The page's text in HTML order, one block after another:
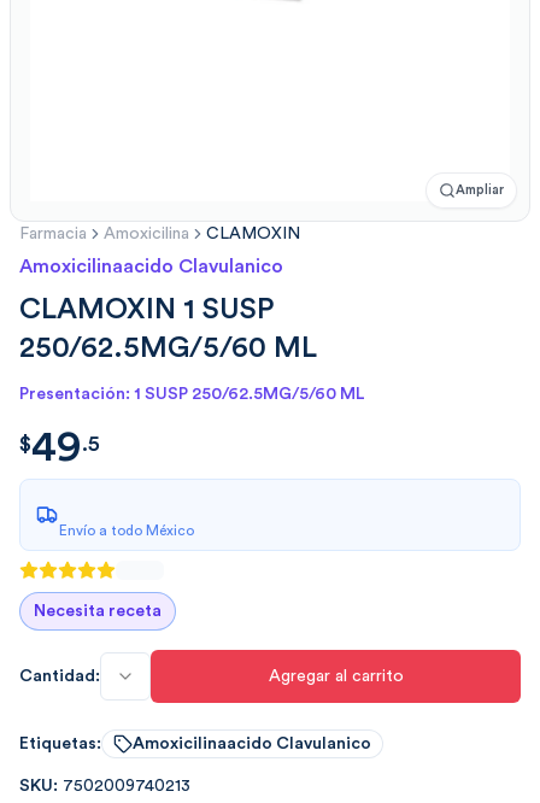
Ampliar
Farmacia Amoxicilina CLAMOXIN
Amoxicilinaacido Clavulanico
CLAMOXIN 1 SUSP
250/62.5MG/5/60 ML
Presentación: 1 SUSP 250/62.5MG/5/60 ML
$49.5
$49.5
Envío a todo México
Necesita receta
Cantidad: Agregar al carrito
Etiquetas: Amoxicilinaacido Clavulanico
SKU: 7502009740213